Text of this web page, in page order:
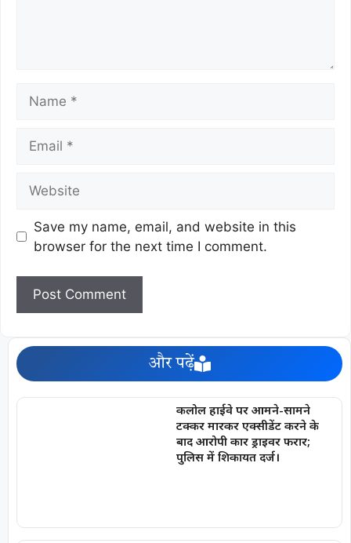
Save my name, email, and website in this
browser for the next time I comment.
और पढ़ें
कलोल हाईवे पर आमने-सामने
टक्कर मारकर एक्सीडेंट करने के
बाद आरोपी कार ड्राइवर फरार;
पुलिस में शिकायत दर्ज।